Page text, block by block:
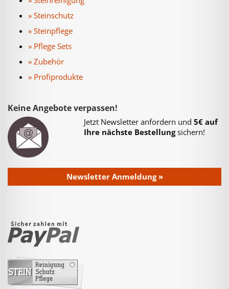
» Steinschutz
» Steinpflege
» Pflege Sets
» Zubehör
» Profiprodukte
Keine Angebote verpassen!
Jetzt Newsletter anfordern und5€ auf
Ihre nächste Bestellungsichern!
Newsletter Anmeldung »